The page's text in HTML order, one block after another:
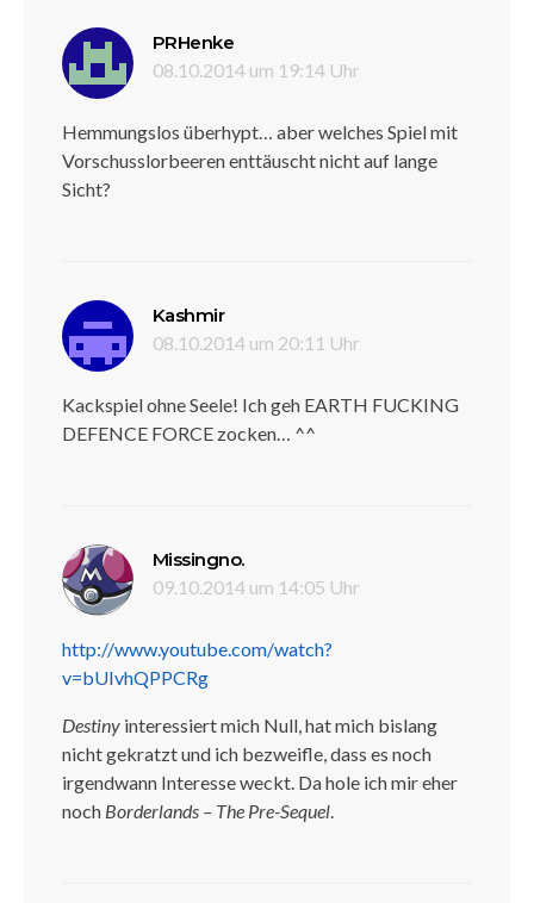
PRHenke
08.10.2014 um 19:14 Uhr
Hemmungslos überhypt… aber welches Spiel mit
Vorschusslorbeeren enttäuscht nicht auf lange
Sicht?
Kashmirsagt:
08.10.2014 um 20:11 Uhr
Kackspiel ohne Seele! Ich geh EARTH FUCKING
DEFENCE FORCE zocken… ^^
Missingno.
09.10.2014 um 14:05 Uhr
http://www.youtube.com/watch?
v=bUIvhQPPCRg
Destiny interessiert mich Null, hat mich bislang
nicht gekratzt und ich bezweifle, dass es noch
irgendwann Interesse weckt. Da hole ich mir eher
noch Borderlands – The Pre-Sequel